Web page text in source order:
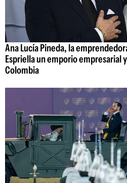
Ana Lucía Pineda, la
Espriella un emporio empresarial
Colombia